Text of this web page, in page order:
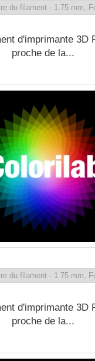
d'imprimante 3D
proche de la...
d'imprimante 3D
proche de la...